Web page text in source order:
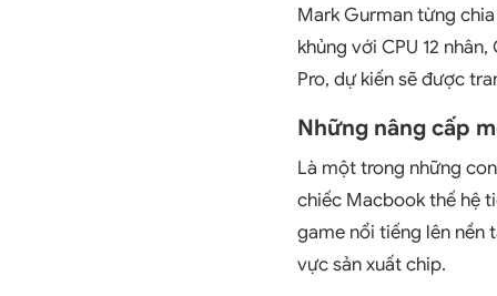
Mark Gurman từng
khủng với CPU 12
Pro, dự kiến sẽ được
Những nâng cấp
Là một trong những
chiếc Macbook thế hệ
game nổi tiếng lên nền
vực sản xuất chip.